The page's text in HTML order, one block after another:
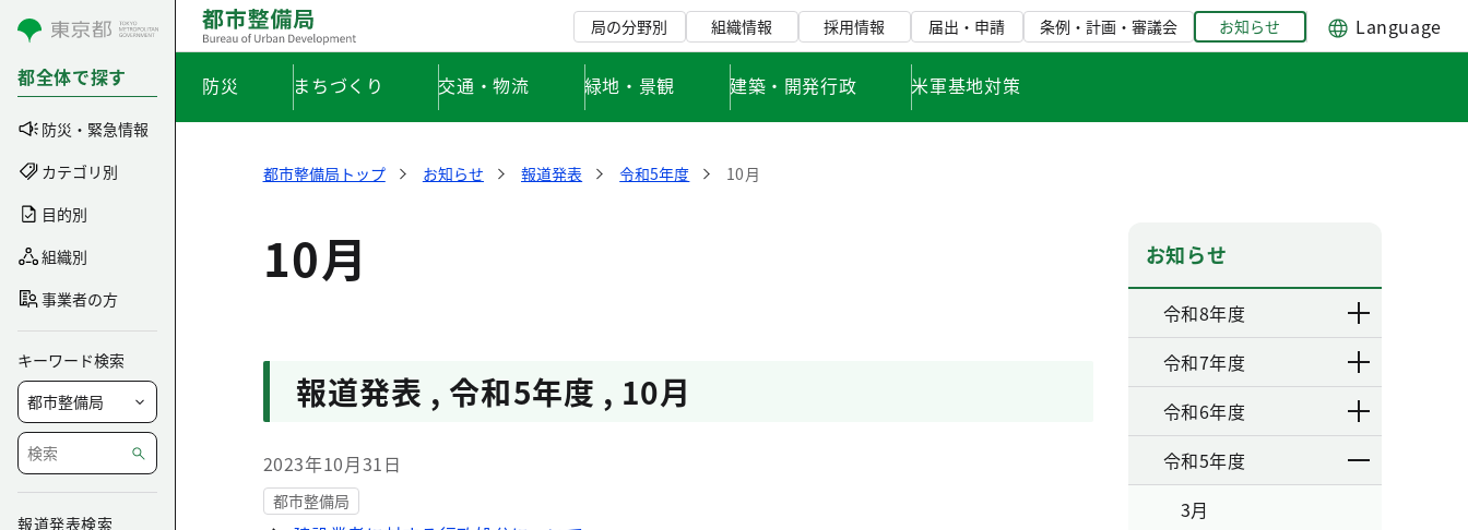
コンテンツにスキップ
都全体で探す
防災・緊急情報
カテゴリ別
目的別
組織別
事業者の方
キーワード検索
報道発表検索
局の分野別 組織情報 採用情報 届出・申請 条例・計画・審議会 お知らせ Language
防災 まちづくり 交通・物流 緑地・景観 建築・開発行政 米軍基地対策
都市整備局トップ お知らせ 報道発表 令和5年度 10月
10月
報道発表 , 令和5年度 , 10月
2023年10月31日
都市整備局
お知らせ
令和8年度
令和7年度
令和6年度
令和5年度
3月